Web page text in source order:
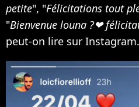
petite", "Félicitations tout
"Bienvenue louna ?❤
peut-on lire sur Instagram.